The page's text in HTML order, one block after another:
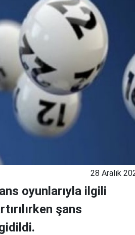
28 Aralık
oyunlarıyla ilgili
şans